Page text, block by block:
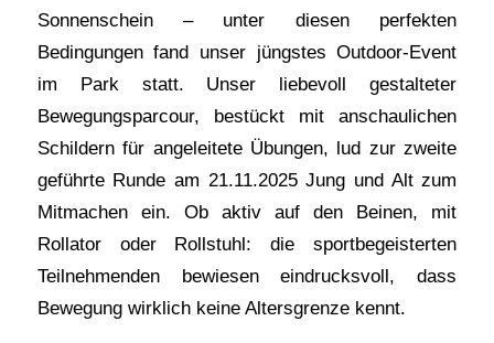
Sonnenschein – unter diesen perfekten
Bedingungen fand unser jüngstes Outdoor-Event
im Park statt. Unser liebevoll gestalteter
Bewegungsparcour, bestückt mit anschaulichen
Schildern für angeleitete Übungen, lud zur zweite
geführte Runde am 21.11.2025 Jung und Alt zum
Mitmachen ein. Ob aktiv auf den Beinen, mit
Rollator oder Rollstuhl: die sportbegeisterten
Teilnehmenden bewiesen eindrucksvoll, dass
Bewegung wirklich keine Altersgrenze kennt.